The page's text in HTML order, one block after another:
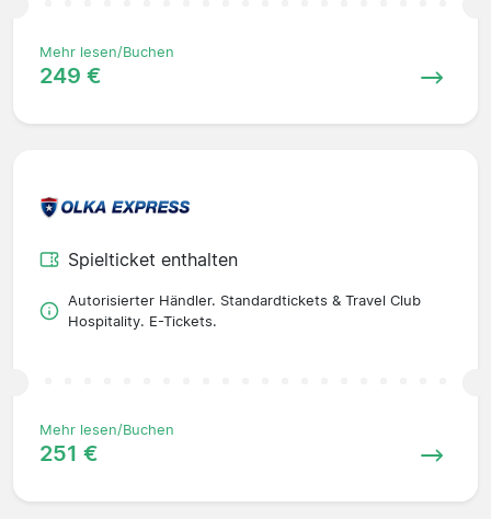
Mehr lesen/Buchen
249 €
Spielticket enthalten
Autorisierter Händler. Standardtickets & Travel Club
Hospitality. E-Tickets.
Mehr lesen/Buchen
251 €